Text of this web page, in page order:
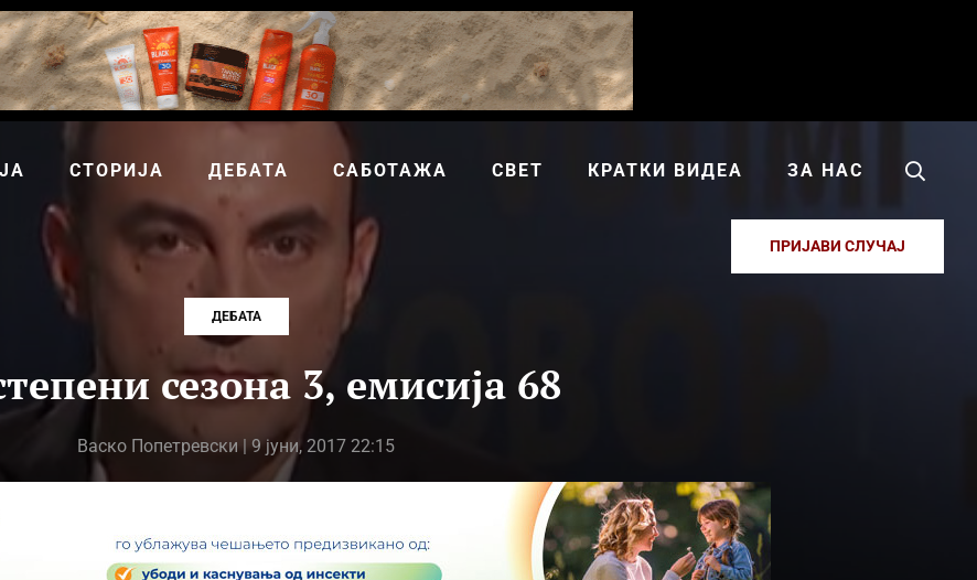
СТОРИЈА ДЕБАТА САБОТАЖА СВЕТ КРАТКИ ВИДЕА ЗА НАС
ПРИЈАВИ СЛУЧАЈ
ДЕБАТА
сезона 3, емисија 68
Васко Попетревски| 9 јуни, 2017 22:15